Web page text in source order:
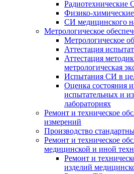
Радиотехнические
Физико-
СИ медицинского
Метрологическое
Метрологическое
Аттестация
Аттестация
метрологическая
Испытания СИ в
Оценка состояния
испытательных и
лабораториях
Ремонт и техническое
измерений
Производство
Ремонт и техническое
медицинской и иной
Ремонт и
изделий